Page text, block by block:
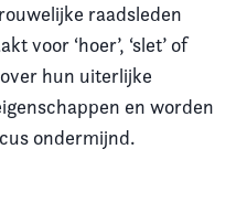
raadsleden
voor ‘hoer’, ‘slet’ of
hun uiterlijke
en worden
ondermijnd.